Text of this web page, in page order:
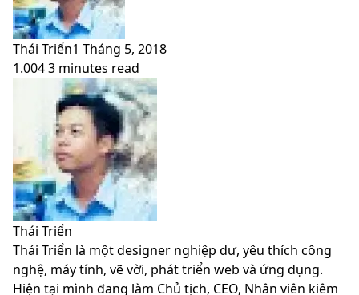
Thái Triển1 Tháng 5, 2018
1.0043 minutes read
Facebook
LinkedIn
Pinterest
Messenger
Messenger
WhatsApp
Telegram
Facebook
LinkedIn
Pinterest
Messenger
Messenger
WhatsApp
Telegram
Thái Triển
Thái Triển là một designer nghiệp dư, yêu thích công
nghệ, máy tính, vẽ vời, phát triển web và ứng dụng.
Hiện tại mình đang làm Chủ tịch, CEO, Nhân viên kiêm